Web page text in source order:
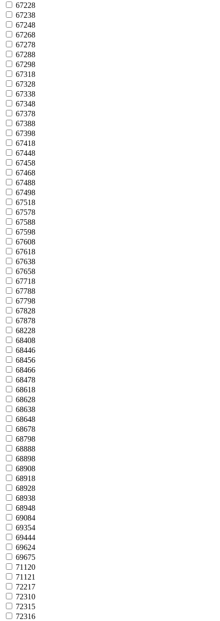
67228
67238
67248
67268
67278
67288
67298
67318
67328
67338
67348
67378
67388
67398
67418
67448
67458
67468
67488
67498
67518
67578
67588
67598
67608
67618
67638
67658
67718
67788
67798
67828
67878
68228
68408
68446
68456
68466
68478
68618
68628
68638
68648
68678
68798
68888
68898
68908
68918
68928
68938
68948
69084
69354
69444
69624
69675
71120
71121
72217
72310
72315
72316